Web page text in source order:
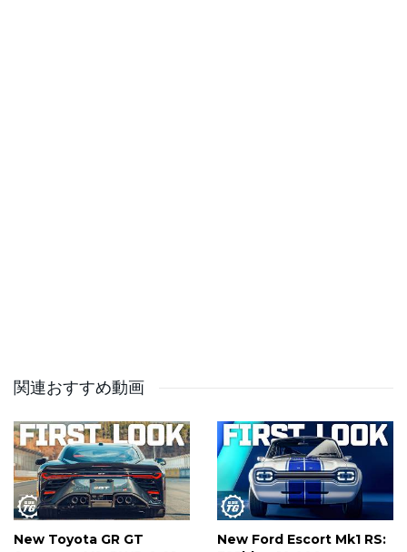
TikTok: https://www.tiktok.com/@topgear
X/Twitter: https://x.com/BBC_TopGear
This is a commercial channel from BBC Studios.
Service & Feedback
https://www.bbcstudios.com/contact/contact-us/
関連おすすめ動画
New Toyota GR GT
New Ford Escort Mk1 RS: